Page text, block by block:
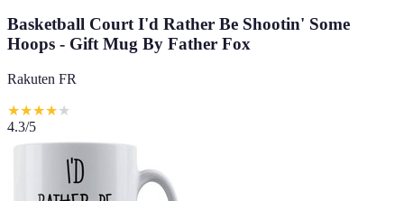
Basketball Court I'd Rather Be Shootin' Some
Hoops - Gift Mug By Father Fox
Rakuten FR
★★★★★
4.3/5